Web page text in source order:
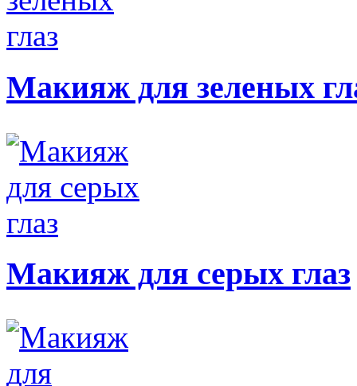
Макияж для зеленых
Макияж для серых глаз